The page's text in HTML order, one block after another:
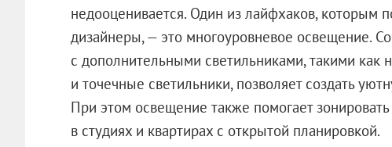
недооценивается. Один из лайфхаков, которым
дизайнеры, — это многоуровневое освещение.
с дополнительными светильниками, такими
и точечные светильники, позволяет создать
При этом освещение также помогает
в студиях и квартирах с открытой планировкой.